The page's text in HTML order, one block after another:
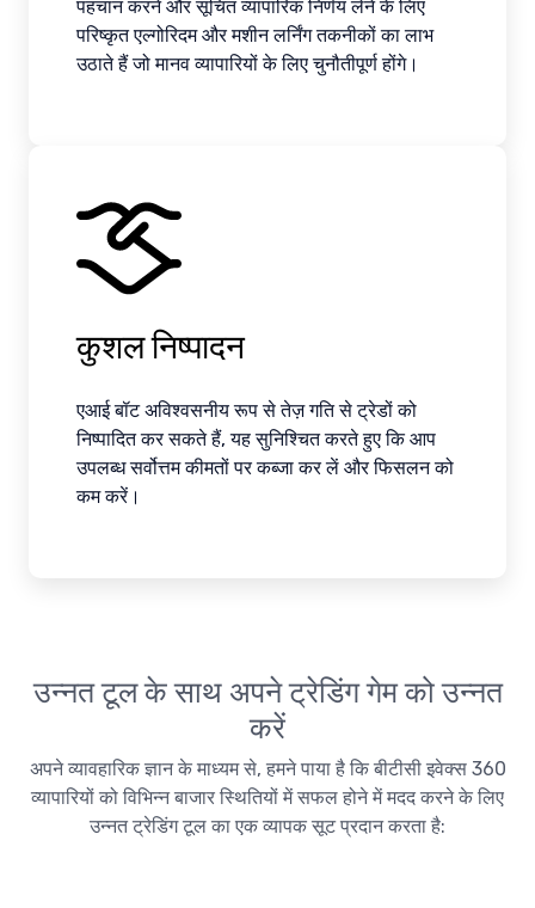
पहचान करने और सूचित व्यापारिक निर्णय लेने के लिए
परिष्कृत एल्गोरिदम और मशीन लर्निंग तकनीकों का लाभ
उठाते हैं जो मानव व्यापारियों के लिए चुनौतीपूर्ण होंगे।
कुशल निष्पादन
एआई बॉट अविश्वसनीय रूप से तेज़ गति से ट्रेडों को
निष्पादित कर सकते हैं, यह सुनिश्चित करते हुए कि आप
उपलब्ध सर्वोत्तम कीमतों पर कब्जा कर लें और फिसलन को
कम करें।
उन्नत टूल के साथ अपने ट्रेडिंग गेम को उन्नत
करें
अपने व्यावहारिक ज्ञान के माध्यम से, हमने पाया है कि बीटीसी इवेक्स 360
व्यापारियों को विभिन्न बाजार स्थितियों में सफल होने में मदद करने के लिए
उन्नत ट्रेडिंग टूल का एक व्यापक सूट प्रदान करता है: